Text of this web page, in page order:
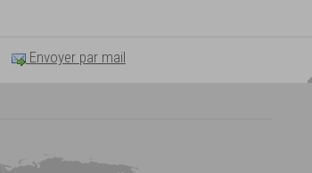
Envoyer par mail